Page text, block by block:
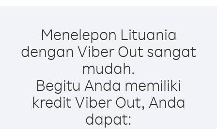
Menelepon Lituania
dengan Viber Out sangat
mudah.
Begitu Anda memiliki
kredit Viber Out, Anda
dapat: